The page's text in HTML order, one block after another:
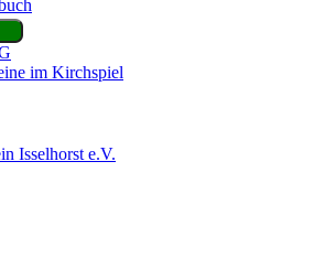
im Kirchspiel